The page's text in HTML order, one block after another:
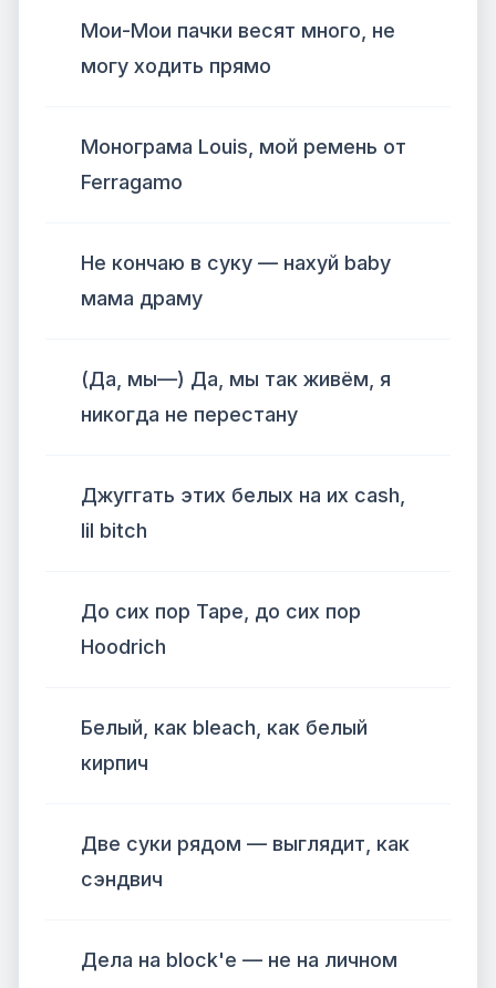
Мои-Мои пачки весят много, не
могу ходить прямо
Монограма Louis, мой ремень от
Ferragamo
Не кончаю в суку — нахуй baby
мама драму
(Да, мы—) Да, мы так живём, я
никогда не перестану
Джуггать этих белых на их cash,
lil bitch
До сих пор Tape, до сих пор
Hoodrich
Белый, как bleach, как белый
кирпич
Две суки рядом — выглядит, как
сэндвич
Дела на block'е — не на личном